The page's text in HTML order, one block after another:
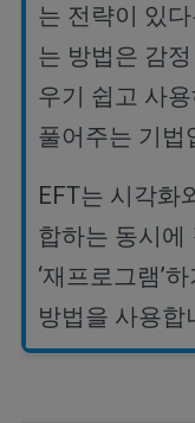
는 전략이 있
는 방법은 감정
우기 쉽고 사
풀어주는 기법
EFT는 시각화
합하는 동시에
‘재프로그램’
방법을 사용합